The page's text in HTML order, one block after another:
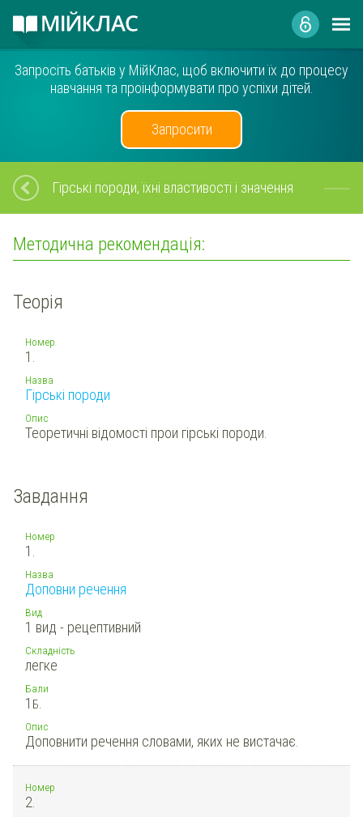
Запросіть батьків у МійКлас, щоб включити їх до процесу
навчання та проінформувати про успіхи дітей.
Запросити
Гірські породи, їхні властивості і значення
Методична рекомендація:
Теорія
Номер
1.
Назва
Гірські породи
Опис
Теоретичні відомості прои гірські породи.
Завдання
Номер
1.
Назва
Доповни речення
Вид
1 вид - рецептивний
Складність
легке
Бали
1 Б.
Опис
Доповнити речення словами, яких не вистачає.
Номер
2.